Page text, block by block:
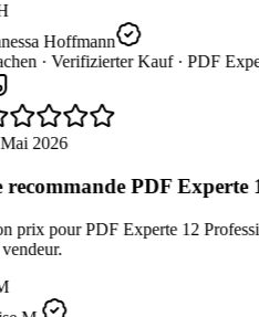
Hoffmann
· Verifizierter Kauf · PDF
2026
recommande PDF Experte
prix pour PDF Experte 12